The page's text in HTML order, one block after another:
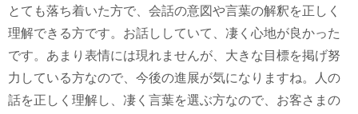
とても落ち着いた方で、会話の意図や言葉の解釈を正しく
理解できる方です。お話ししていて、凄く心地が良かった
です。あまり表情には現れませんが、大きな目標を掲げ努
力している方なので、今後の進展が気になりますね。人の
話を正しく理解し、凄く言葉を選ぶ方なので、お客さまの